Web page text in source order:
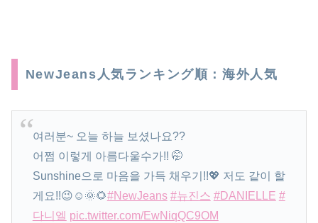
NewJeans人気ランキング順：海外人気
여러분~ 오늘 하늘 보셨나요??
어쩜 이렇게 아름다울수가!! 🤭
Sunshine으로 마음을 가득 채우기!!💖 저도 같이 할
게요!!😉☺️🌞🌻#NewJeans #뉴진스 #DANIELLE #
다니엘 pic.twitter.com/EwNiqQC9OM